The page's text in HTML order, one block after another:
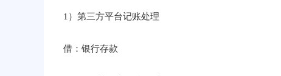
1）第三方平台记账处理
借：银行存款